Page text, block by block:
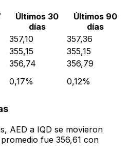
Últimos 30
días
Últimos 90
días
357,10
357,36
355,15
355,15
356,74
356,79
0,17% 0,12%
AED a IQD se movieron
fue 356,61 con